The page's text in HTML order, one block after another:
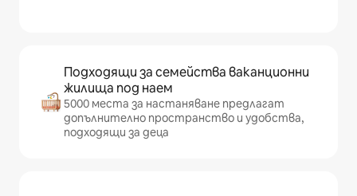
Подходящи за семейства ваканционни
жилища под наем
5000 места за настаняване предлагат
допълнително пространство и удобства,
подходящи за деца